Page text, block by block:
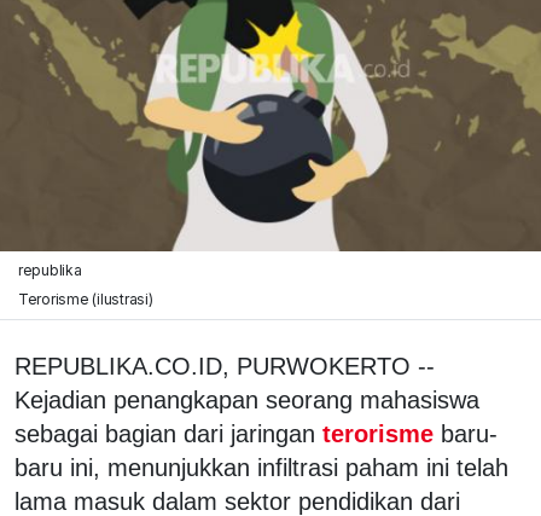
republika
Terorisme (ilustrasi)
REPUBLIKA.CO.ID, PURWOKERTO --
Kejadian penangkapan seorang mahasiswa
sebagai bagian dari jaringan terorisme baru-
baru ini, menunjukkan infiltrasi paham ini telah
lama masuk dalam sektor pendidikan dari